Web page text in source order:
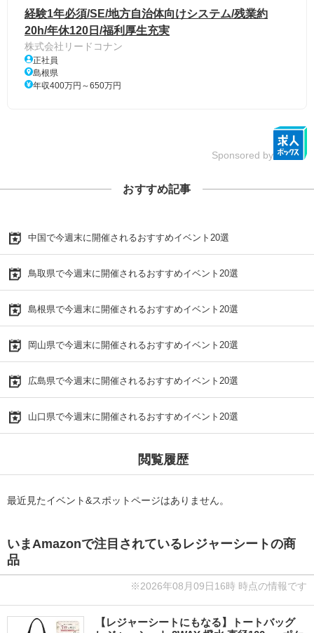
経験1年必須/SE/地方自治体向けシステム/残業約
20h/年休120日/福利厚生充実
株式会社リードコナン
正社員
島根県
年収400万円～650万円
Sponsored by
おすすめ記事
中国で今週末に開催されるおすすめイベント20選
鳥取県で今週末に開催されるおすすめイベント20選
島根県で今週末に開催されるおすすめイベント20選
岡山県で今週末に開催されるおすすめイベント20選
広島県で今週末に開催されるおすすめイベント20選
山口県で今週末に開催されるおすすめイベント20選
閲覧履歴
最近見たイベント&スポットページはありません。
いまAmazonで注目されているレジャーシートの商
品
※2026年08月09日16時 時点の情報です
【レジャーシートにもなる】トートバッグ